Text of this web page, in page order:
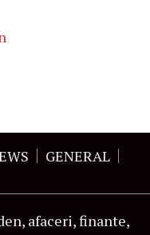
GENERAL
afaceri, finante,